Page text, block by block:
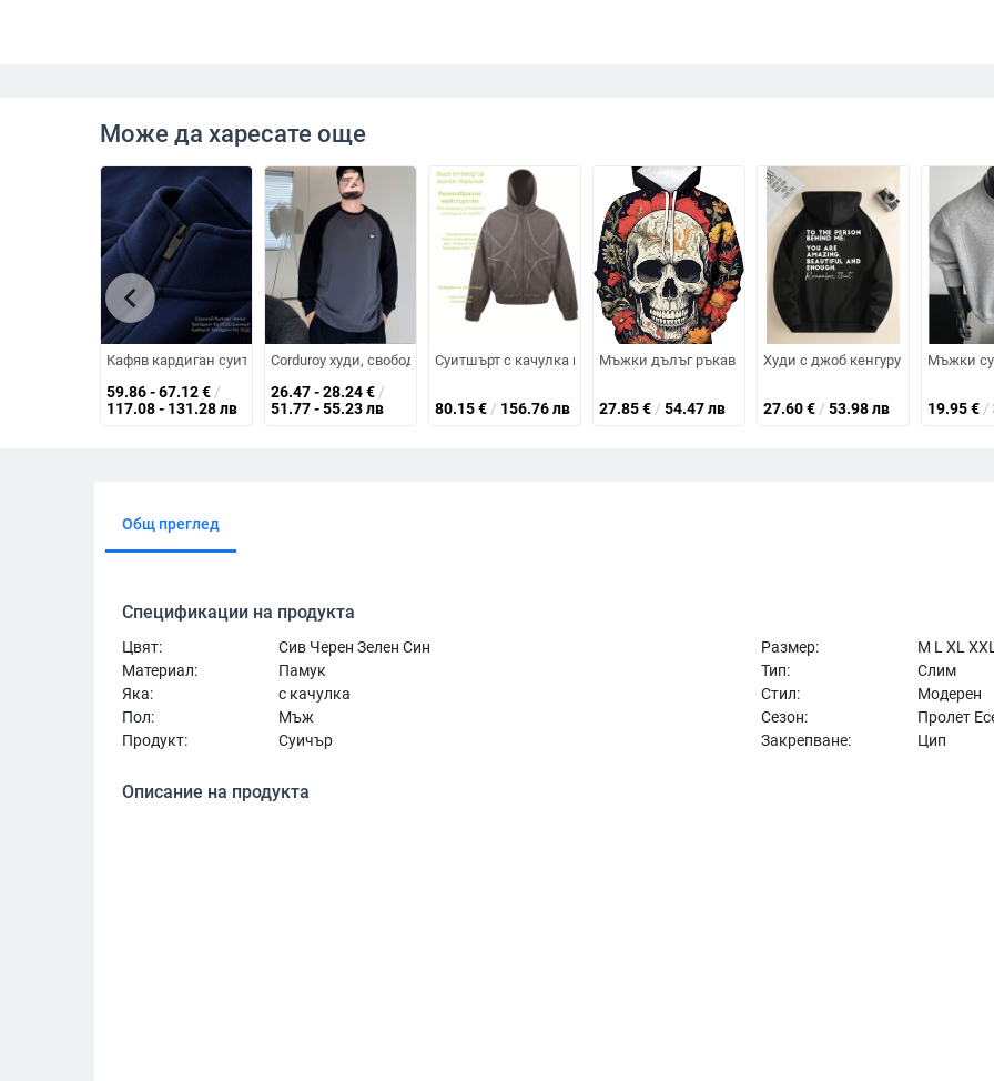
Може да харесате още
Кафяв кардиган суитшърт с паднали рамене, стояща яка и цип, качулка, мъжки свободен стил
59.86 - 67.12€ /
117.08 - 131.28 лв
Corduroy худи, свободна кройка, раглан ръкави, есен.
26.47 - 28.24€ /
51.77 - 55.23 лв
Суитшърт с качулка и цип, свободна кройка, печат с букви, джоб-патч
80.15€ / 156.76 лв
Мъжки дълъг ръкав качулка суитшърт с 3D дигитален
27.85€ / 54.47 лв
Худи с джоб кенгуру и качулка,
27.60€ / 53.98 лв
Мъжки
19.95€ /
chevron_left
Общ преглед
Спецификации на продукта
Цвят: Сив Черен Зелен Син Размер:
M L XL
Материал:
Памук Тип:
Слим
Яка:
с качулка Стил:
Модерен
Пол:
Мъж Сезон:
Пролет
Продукт:
Суичър Закрепване: Цип
Описание на продукта